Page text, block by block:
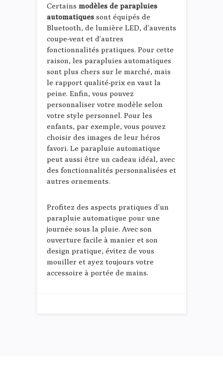
Certains modèles de parapluies
automatiques sont équipés de
Bluetooth, de lumière LED, d’auvents
coupe-vent et d’autres
fonctionnalités pratiques. Pour cette
raison, les parapluies automatiques
sont plus chers sur le marché, mais
le rapport qualité-prix en vaut la
peine. Enfin, vous pouvez
personnaliser votre modèle selon
votre style personnel. Pour les
enfants, par exemple, vous pouvez
choisir des images de leur héros
favori. Le parapluie automatique
peut aussi être un cadeau idéal, avec
des fonctionnalités personnalisées et
autres ornements.
Profitez des aspects pratiques d’un
parapluie automatique pour une
journée sous la pluie. Avec son
ouverture facile à manier et son
design pratique, évitez de vous
mouiller et ayez toujours votre
accessoire à portée de mains.